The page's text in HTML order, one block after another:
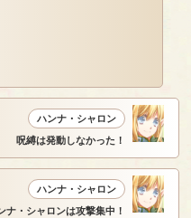
ハンナ・シャロン
呪縛は発動しなかった！
ハンナ・シャロン
ナ・シャロンは攻撃集中！